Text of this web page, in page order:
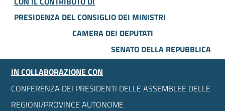
PRESIDENZA DEL CONSIGLIO DEI MINISTRI
CAMERA DEI DEPUTATI
SENATO DELLA REPUBBLICA
IN COLLABORAZIONE CON
CONFERENZA DEI PRESIDENTI DELLE ASSEMBLEE DELLE
REGIONI/PROVINCE AUTONOME